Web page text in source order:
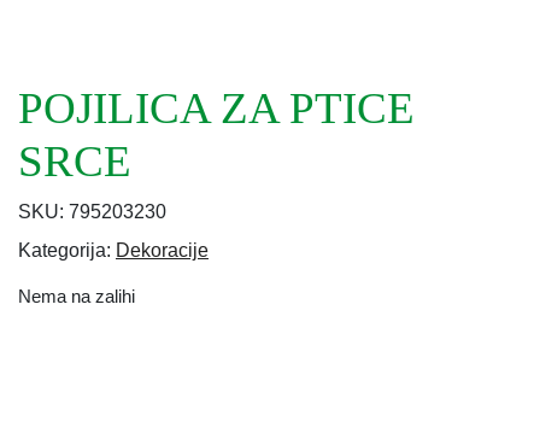
POJILICA ZA PTICE
SRCE
SKU: 795203230
Kategorija: Dekoracije
Nema na zalihi